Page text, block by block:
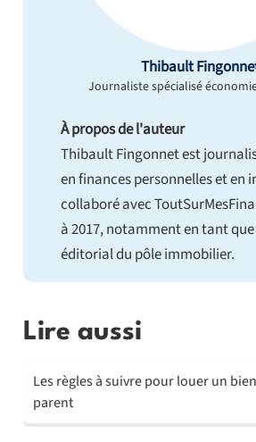
Thibault
Journaliste spécialisé
À propos de l'auteur
Thibault Fingonnet est
en finances personnelles et en
collaboré avec
à 2017, notamment en tant
éditorial du pôle immobilier.
Lire aussi
Les règles à suivre pour louer un
parent